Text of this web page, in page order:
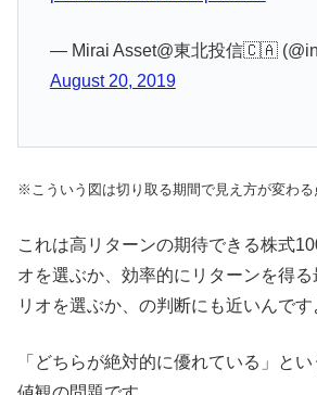
— Mirai Asset@東北投信🇨🇦
August 20, 2019
※こういう図は切り取る期間で見え方が変わる
これは高リターンの期待できる株式
オを選ぶか、効率的にリターンを得
リオを選ぶか、の判断にも近いんです
「どちらが絶対的に優れている」と